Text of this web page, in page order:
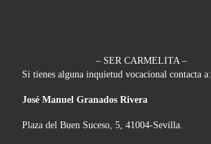
– SER CARMELITA –
Si tienes alguna inquietud vocacional contacta a:
José Manuel Granados Rivera
Plaza del Buen Suceso, 5, 41004-Sevilla.